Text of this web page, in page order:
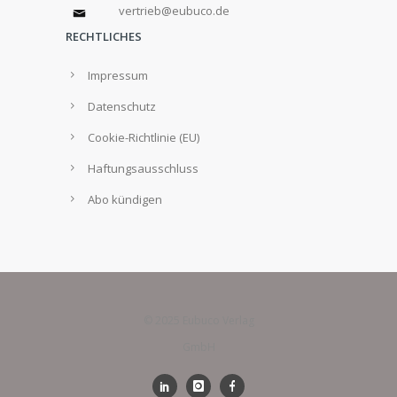
vertrieb@eubuco.de
RECHTLICHES
Impressum
Datenschutz
Cookie-Richtlinie (EU)
Haftungsausschluss
Abo kündigen